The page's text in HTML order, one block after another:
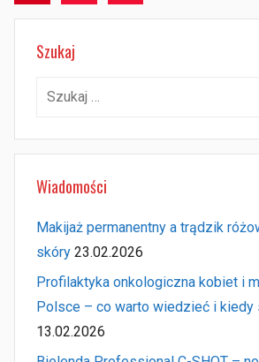
wpisów
Szukaj
Szukaj:
Wiadomości
Makijaż permanentny a trądzik
skóry 23.02.2026
Profilaktyka onkologiczna kobiet i
Polsce – co warto wiedzieć i kiedy
13.02.2026